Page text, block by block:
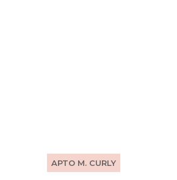
APTO M. CURLY